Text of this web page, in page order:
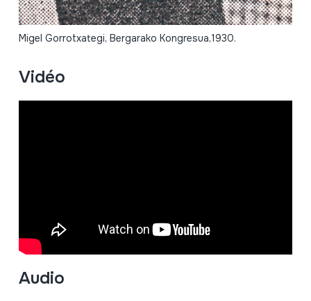
Migel Gorrotxategi, Bergarako Kongresua,1930.
Vidéo
Audio